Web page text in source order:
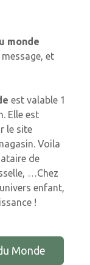
monde
et
est valable 1
Elle est
le site
Voila
de
…Chez
enfant,
!
Monde